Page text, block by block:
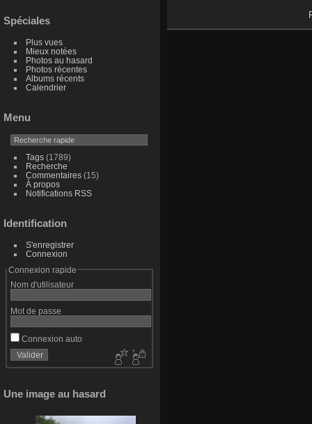
Spéciales
Plus vues
Mieux notées
Photos au hasard
Photos récentes
Albums récents
Calendrier
Menu
Tags(1789)
Recherche
Commentaires(15)
À propos
Notifications RSS
Identification
S'enregistrer
Connexion
Connexion rapide
Nom d'utilisateur
Mot de passe
Connexion auto
Une image au hasard